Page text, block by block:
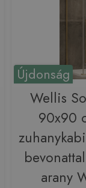
Újdonság
Wellis
90x90
arany